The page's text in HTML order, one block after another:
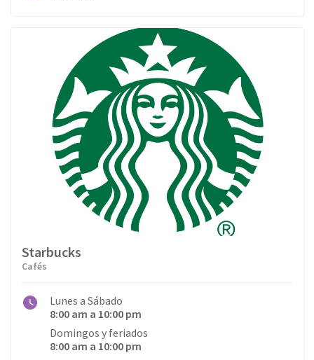
Starbucks
Cafés
Lunes a Sábado
8:00 am a 10:00 pm
Domingos y feriados
8:00 am a 10:00 pm